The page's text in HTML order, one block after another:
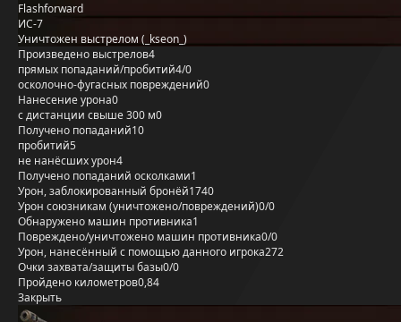
Flashforward
ИС-7
Уничтожен выстрелом (_kseon_)
Произведено выстрелов4
прямых попаданий/пробитий4/0
осколочно-фугасных повреждений0
Нанесение урона0
с дистанции свыше 300 м0
Получено попаданий10
пробитий5
не нанёсших урон4
Получено попаданий осколками1
Урон, заблокированный бронёй1740
Урон союзникам (уничтожено/повреждений)0/0
Обнаружено машин противника1
Повреждено/уничтожено машин противника0/0
Урон, нанесённый с помощью данного игрока272
Очки захвата/защиты базы0/0
Пройдено километров0,84
Закрыть